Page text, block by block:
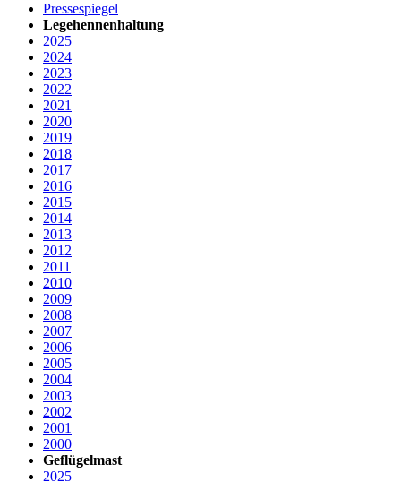
Pressespiegel
Legehennenhaltung
2025
2024
2023
2022
2021
2020
2019
2018
2017
2016
2015
2014
2013
2012
2011
2010
2009
2008
2007
2006
2005
2004
2003
2002
2001
2000
Geflügelmast
2025